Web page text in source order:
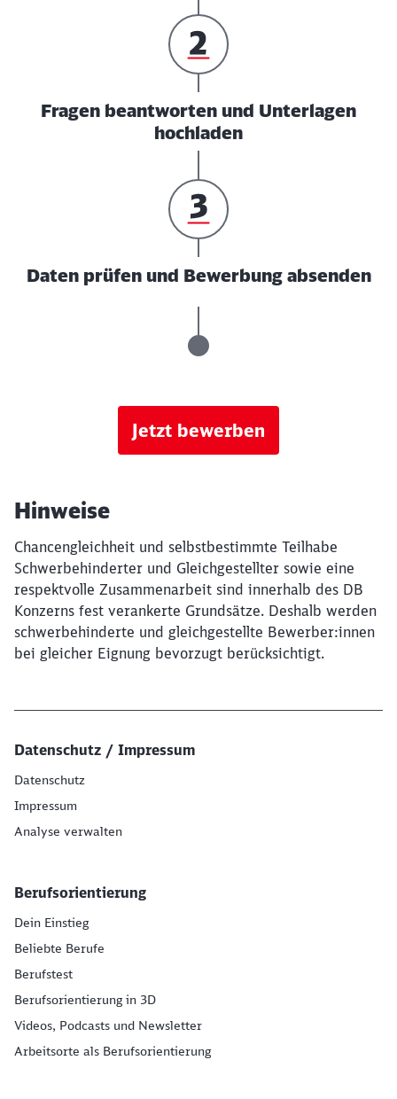
Fragen beantworten und Unterlagen
hochladen
Daten prüfen und Bewerbung absenden
Jetzt bewerben
Hinweise
Chancengleichheit und selbstbestimmte Teilhabe
Schwerbehinderter und Gleichgestellter sowie eine
respektvolle Zusammenarbeit sind innerhalb des DB
Konzerns fest verankerte Grundsätze. Deshalb werden
schwerbehinderte und gleichgestellte Bewerber:innen
bei gleicher Eignung bevorzugt berücksichtigt.
Datenschutz / Impressum
Datenschutz
Impressum
Analyse verwalten
Berufsorientierung
Dein Einstieg
Beliebte Berufe
Berufstest
Berufsorientierung in 3D
Videos, Podcasts und Newsletter
Arbeitsorte als Berufsorientierung